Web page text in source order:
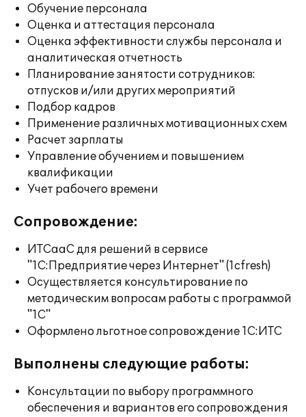
Обучение персонала
Оценка и аттестация персонала
Оценка эффективности службы персонала и
аналитическая отчетность
Планирование занятости сотрудников:
отпусков и/или других мероприятий
Подбор кадров
Применение различных мотивационных схем
Расчет зарплаты
Управление обучением и повышением
квалификации
Учет рабочего времени
Сопровождение:
ИТСааС для решений в сервисе
"1С:Предприятие через Интернет" (1cfresh)
Осуществляется консультирование по
методическим вопросам работы с программой
"1С"
Оформлено льготное сопровождение 1С:ИТС
Выполнены следующие работы:
Консультации по выбору программного
обеспечения и вариантов его сопровождения